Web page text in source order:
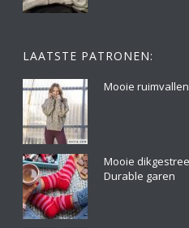
LAATSTE PATRONEN:
Mooie
Mooie
Durable garen